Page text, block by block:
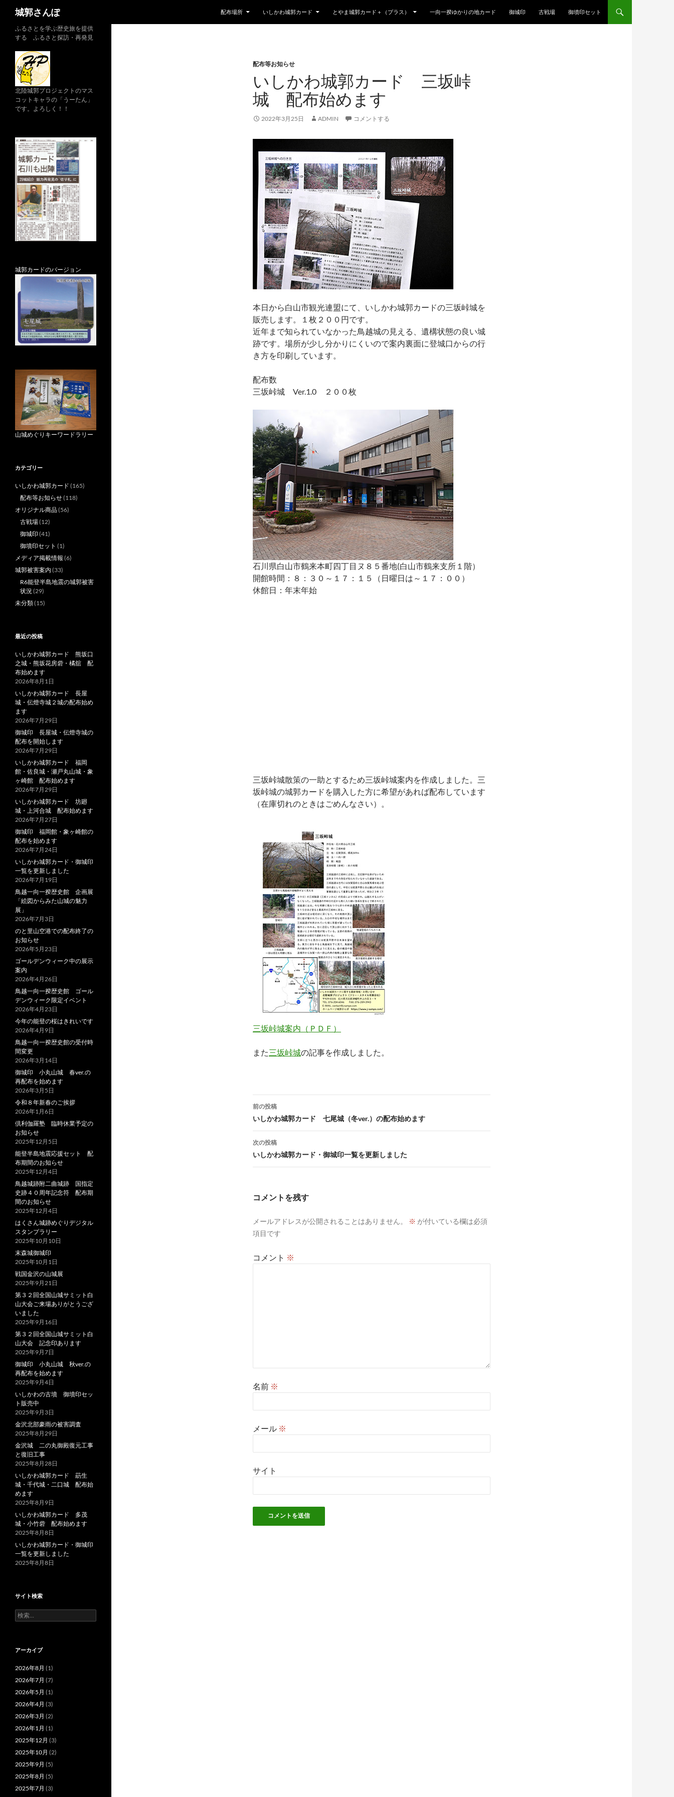
城郭さんぽ 配布場所 いしかわ城郭カード とやま城郭カード＋（プラス） 一向一揆ゆかりの地カード 御城印 古戦場 御墳印セット
配布等お知らせ
いしかわ城郭カード 三坂峠
城 配布始めます
2022年3月25日 ADMIN コメントする
本日から白山市観光連盟にて、いしかわ城郭カードの三坂峠城を
販売します。１枚２００円です。
近年まで知られていなかった鳥越城の見える、遺構状態の良い城
跡です。場所が少し分かりにくいので案内裏面に登城口からの行
き方を印刷しています。
配布数
三坂峠城 Ver.1.0 ２００枚
石川県白山市鶴来本町四丁目ヌ８５番地(白山市鶴来支所１階）
開館時間：８：３０～１７：１５（日曜日は～１７：００）
休館日：年末年始
三坂峠城散策の一助とするため三坂峠城案内を作成しました。三
坂峠城の城郭カードを購入した方に希望があれば配布しています
（在庫切れのときはごめんなさい）。
三坂峠城案内（ＰＤＦ）
また三坂峠城の記事を作成しました。
投
稿
ナ
ビ
ゲ
ョ
前の投稿
いしかわ城郭カード 七尾城（冬ver.）の配布始めます
次の投稿
いしかわ城郭カード・御城印一覧を更新しました
コメントを残す
メールアドレスが公開されることはありません。 ※ が付いている欄は必須
項目です
コメント ※
名前 ※
メール ※
サイト
ふるさとを学ぶ歴史旅を提供
する ふるさと探訪・再発見
北陸城郭プロジェクトのマス
コットキャラの「うーたん」
です。よろしく！！
城郭カードのバージョン
山城めぐりキーワードラリー
カテゴリー
いしかわ城郭カード (165)
配布等お知らせ(118)
オリジナル商品(56)
古戦場(12)
御城印 (41)
御墳印セット (1)
メディア掲載情報 (6)
城郭被害案内 (33)
R6能登半島地震の城郭被害
状況(29)
未分類(15)
最近の投稿
いしかわ城郭カード 熊坂口
之城・熊坂花房砦・橘舘 配
布始めます
2026年8月1日
いしかわ城郭カード 長屋
城・伝燈寺城２城の配布始め
ます
2026年7月29日
御城印 長屋城・伝燈寺城の
配布を開始します
2026年7月29日
いしかわ城郭カード 福岡
館・佐良城・瀬戸丸山城・象
ヶ崎館 配布始めます
2026年7月29日
いしかわ城郭カード 坊廻
城・上河合城 配布始めます
2026年7月27日
御城印 福岡館・象ヶ崎館の
配布を始めます
2026年7月24日
いしかわ城郭カード・御城印
一覧を更新しました
2026年7月19日
鳥越一向一揆歴史館 企画展
「絵図からみた山城の魅力
展」
2026年7月3日
のと里山空港での配布終了の
お知らせ
2026年5月23日
ゴールデンウィーク中の展示
案内
2026年4月26日
鳥越一向一揆歴史館 ゴール
デンウィーク限定イベント
2026年4月23日
今年の能登の桜はきれいです
2026年4月9日
鳥越一向一揆歴史館の受付時
間変更
2026年3月14日
御城印 小丸山城 春ver.の
再配布を始めます
2026年3月5日
令和８年新春のご挨拶
2026年1月6日
倶利伽羅塾 臨時休業予定の
お知らせ
2025年12月5日
能登半島地震応援セット 配
布期間のお知らせ
2025年12月4日
鳥越城跡附二曲城跡 国指定
史跡４０周年記念符 配布期
間のお知らせ
2025年12月4日
はくさん城跡めぐりデジタル
スタンプラリー
2025年10月10日
末森城御城印
2025年10月1日
戦国金沢の山城展
2025年9月21日
第３２回全国山城サミット白
山大会ご来場ありがとうござ
いました
2025年9月16日
第３２回全国山城サミット白
山大会 記念印あります
2025年9月7日
御城印 小丸山城 秋ver.の
再配布を始めます
2025年9月4日
いしかわの古墳 御墳印セッ
ト販売中
2025年9月3日
金沢北部豪雨の被害調査
2025年8月29日
金沢城 二の丸御殿復元工事
と復旧工事
2025年8月28日
いしかわ城郭カード 莇生
城・千代城・二口城 配布始
めます
2025年8月9日
いしかわ城郭カード 多茂
城・小竹砦 配布始めます
2025年8月8日
いしかわ城郭カード・御城印
一覧を更新しました
2025年8月8日
サイト検索
検
索:
アーカイブ
2026年8月 (1)
2026年7月 (7)
2026年5月 (1)
2026年4月 (3)
2026年3月 (2)
2026年1月 (1)
2025年12月 (3)
2025年10月 (2)
2025年9月 (5)
2025年8月 (5)
2025年7月 (3)